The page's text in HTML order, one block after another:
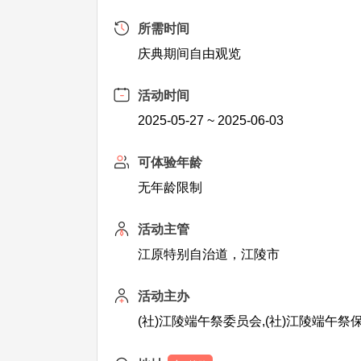
所需时间
庆典期间自由观览
活动时间
2025-05-27 ~ 2025-06-03
可体验年龄
无年龄限制
活动主管
江原特别自治道，江陵市
活动主办
(社)江陵端午祭委员会,(社)江陵端午祭